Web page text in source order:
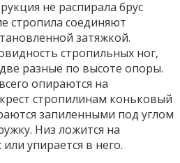
не распирала брус
стропила соединяют
затяжкой.
стропильных ног,
разные по высоте опоры.
опираются на
стропилинам коньковый
запиленными под углом
Низ ложится на
упирается в него.